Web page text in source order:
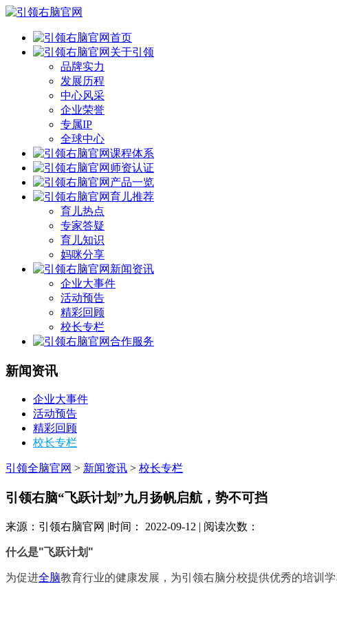
首页
关于引领
品牌实力
发展历程
中心风采
企业荣誉
专属IP
全球中心
课程体系
师资认证
产品一览
育儿推荐
育儿热点
专家答疑
育儿知识
妈咪分享
新闻资讯
企业大事件
活动预告
精彩回顾
校长专栏
合作服务
新闻资讯
企业大事件
活动预告
精彩回顾
校长专栏
引领全脑官网 > 新闻资讯 > 校长专栏
引领右脑“飞跃计划”九月扬帆启航，势不可挡
来源：引领右脑官网 |时间： 2022-09-12 | 阅读次数：
什么是"飞跃计划"
为促进全脑教育行业的健康发展，为引领右脑分校提供优秀的培训